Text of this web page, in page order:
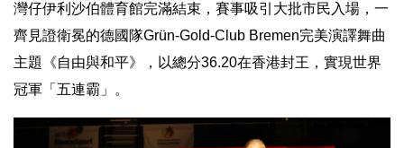
灣仔伊利沙伯體育館完滿結束 ， 賽事吸引大批市民入場，一
齊見證衛冕的德國隊Grün-Gold-Club Bremen完美演譯舞曲
主題《自由與和平》，以總分36.20在香港封王，實現世界
冠軍「五連霸」。